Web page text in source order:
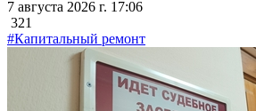
7 августа 2026 г. 17:06
321
#Капитальный ремонт